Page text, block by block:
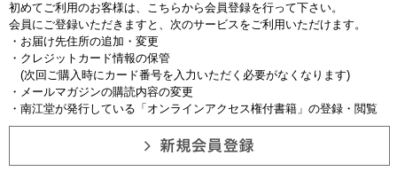
初めてご利用のお客様は、こちらから会員登録を行って下さい。
会員にご登録いただきますと、次のサービスをご利用いただけます。
・お届け先住所の追加・変更
・クレジットカード情報の保管
(次回ご購入時にカード番号を入力いただく必要がなくなります)
・メールマガジンの購読内容の変更
・南江堂が発行している「オンラインアクセス権付書籍」の登録・閲覧